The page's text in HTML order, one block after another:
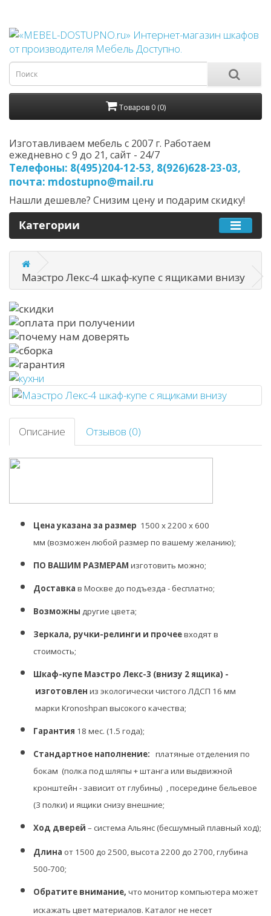
Товаров 0 (0)
Изготавливаем мебель с 2007 г. Работаем
ежедневно с 9 до 21, cайт - 24/7
Телефоны: 8(495)204-12-53, 8(926)628-23-03,
почта: mdostupno@mail.ru
Нашли дешевле? Снизим цену и подарим скидку!
Категории
Маэстро Лекс-4 шкаф-купе с ящиками внизу
Описание Отзывов (0)
Цена указана за размер 1500 х 2200 х 600
мм (возможен любой размер по вашему желанию);
ПО ВАШИМ РАЗМЕРАМ изготовить можно;
Доставка в Москве до подъезда - бесплатно;
Возможны другие цвета;
Зеркала, ручки-релинги и прочеевходят в
стоимость;
Шкаф-купе Маэстро Лекс-3 (внизу 2 ящика) -
изготовлен из экологически чистого ЛДСП 16 мм
марки Kronoshpan высокого качества;
Гарантия 18 мес. (1.5 года);
Стандартное наполнение: платяные отделения по
бокам (полка под шляпы + штанга или выдвижной
кронштейн - зависит от глубины) , посередине бельевое
(3 полки) и ящики снизу внешние;
Ход дверей – система Альянс (бесшумный плавный ход);
Длина от 1500 до 2500, высота 2200 до 2700, глубина
500-700;
Обратите внимание, что монитор компьютера может
искажать цвет материалов. Каталог не несет